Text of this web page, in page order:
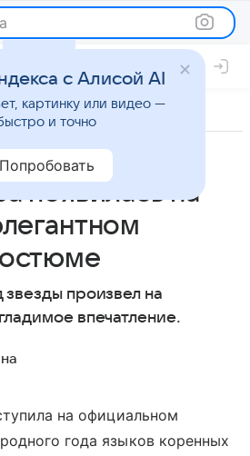
жизнь
появилась на
произвел на
впечатление.
на официальном
года языков коренных
с Алисой AI
картинку или видео —
и точно
Попробовать